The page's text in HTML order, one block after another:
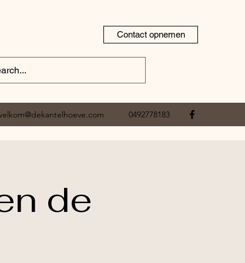
Contact opnemen
0492778183
de